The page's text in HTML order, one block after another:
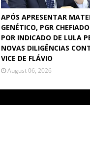
APÓS APRESENTAR
GENÉTICO, PGR CHEFIADO
POR INDICADO DE LULA
NOVAS DILIGÊNCIAS
VICE DE FLÁVIO
August 06, 2026